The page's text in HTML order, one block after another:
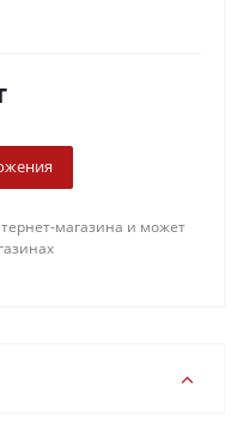
твердости
магазина и может